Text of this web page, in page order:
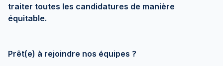
traiter toutes les candidatures de manière
équitable.
Prêt(e) à rejoindre nos équipes ?